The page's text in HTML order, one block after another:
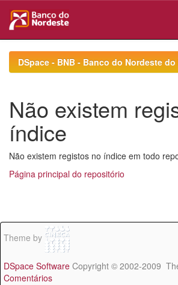
navigationDSpace - BNB - Banco do Nordeste
Não existem
índice
Não existem registos no índice em todo
Página principal do repositório
Theme by
DSpace Software Copyright © 2002-2009
Comentários